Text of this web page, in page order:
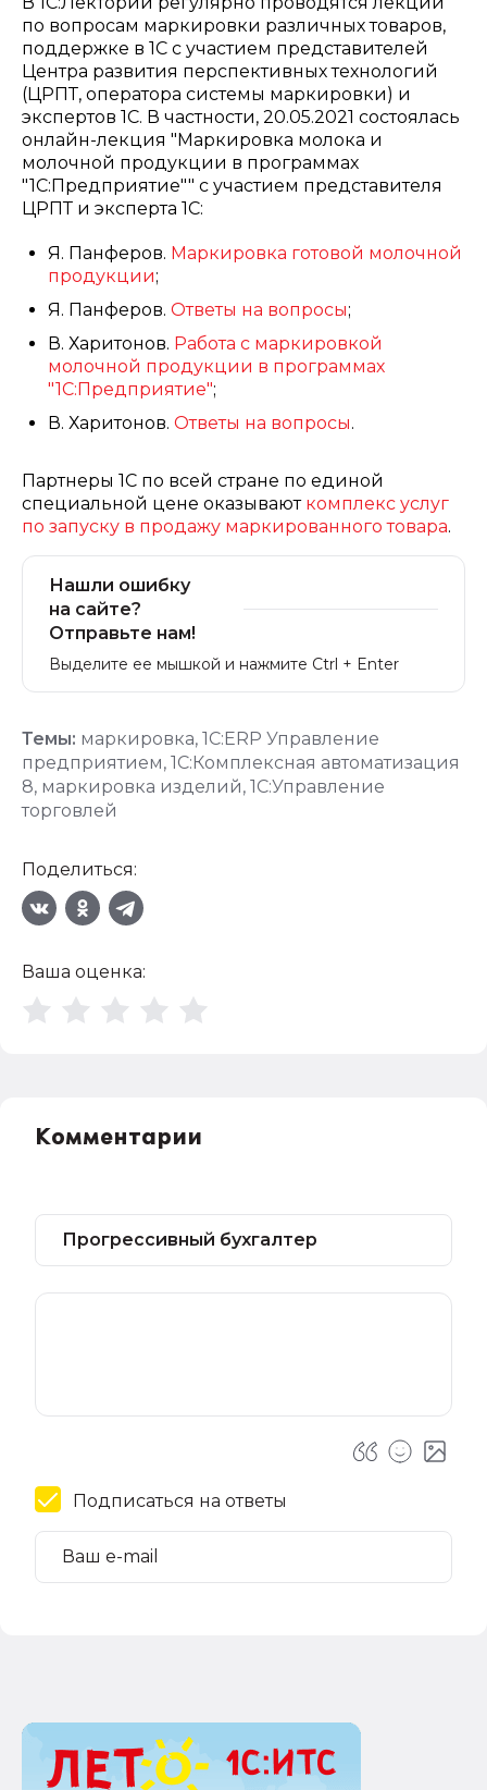
по вопросам маркировки различных товаров,
поддержке в 1С с участием представителей
Центра развития перспективных технологий
(ЦРПТ, оператора системы маркировки) и
экспертов 1С. В частности, 20.05.2021 состоялась
онлайн-лекция "Маркировка молока и
молочной продукции в программах
"1С:Предприятие"" с участием представителя
ЦРПТ и эксперта 1С:
Я. Панферов. Маркировка готовой молочной
продукции;
Я. Панферов. Ответы на вопросы;
В. Харитонов. Работа с маркировкой
молочной продукции в программах
"1С:Предприятие";
В. Харитонов. Ответы на вопросы.
Партнеры 1С по всей стране по единой
специальной цене оказывают комплекс услуг
по запуску в продажу маркированного товара.
Нашли ошибку
на сайте?
Отправьте нам!
Выделите ее мышкой и нажмите Ctrl + Enter
Темы: маркировка, 1С:ERP Управление
предприятием, 1С:Комплексная автоматизация
8, маркировка изделий, 1С:Управление
торговлей
Поделиться:
Ваша оценка:
Комментарии
Подписаться на ответы